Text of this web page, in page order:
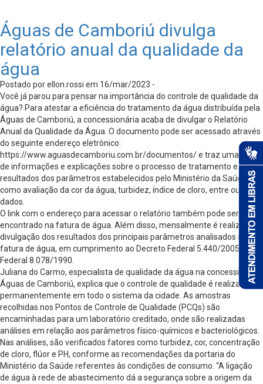
Águas de Camboriú divulga
relatório anual da qualidade da
água
Postado por ellon.rossi em 16/mar/2023 -
Você já parou para pensar na importância do controle de qualidade da
água? Para atestar a eficiência do tratamento da água distribuída pela
Águas de Camboriú, a concessionária acaba de divulgar o Relatório
Anual da Qualidade da Água. O documento pode ser acessado através
do seguinte endereço eletrônico:
https://www.aguasdecamboriu.com.br/documentos/ e traz uma série
de informações e explicações sobre o processo de tratamento e
resultados dos parâmetros estabelecidos pelo Ministério da Saúde,
como avaliação da cor da água, turbidez, índice de cloro, entre outros
dados.
O link com o endereço para acessar o relatório também pode ser
encontrado na fatura de água. Além disso, mensalmente é realizada a
divulgação dos resultados dos principais parâmetros analisados na
fatura de água, em cumprimento ao Decreto Federal 5.440/2005, à Lei
Federal 8.078/1990.
Juliana do Carmo, especialista de qualidade da água na concessionária
Águas de Camboriú, explica que o controle de qualidade é realizado
permanentemente em todo o sistema da cidade. As amostras
recolhidas nos Pontos de Controle de Qualidade (PCQs) são
encaminhadas para um laboratório creditado, onde são realizadas
análises em relação aos parâmetros físico-químicos e bacteriológicos.
Nas análises, são verificados fatores como turbidez, cor, concentração
de cloro, flúor e PH, conforme as recomendações da portaria do
Ministério da Saúde referentes às condições de consumo. “A ligação
de água à rede de abastecimento dá a segurança sobre a origem da